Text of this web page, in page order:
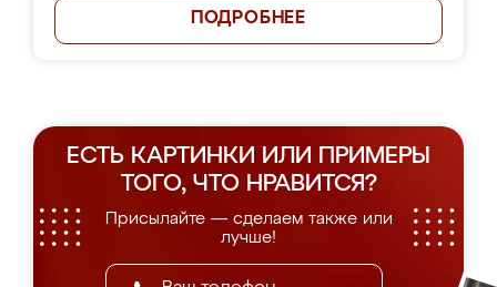
ПОДРОБНЕЕ
ЕСТЬ КАРТИНКИ ИЛИ ПРИМЕРЫ
ТОГО, ЧТО НРАВИТСЯ?
Присылайте — сделаем также или
лучше!